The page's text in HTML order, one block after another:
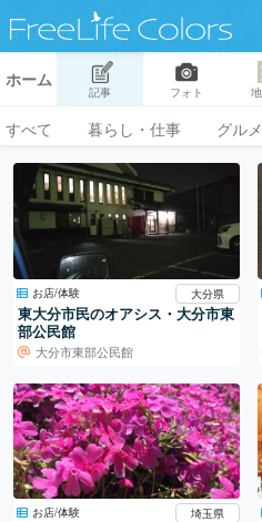
ホーム
記事 フォト
すべて 暮らし・仕事 グル
お店/体験 大分県
東大分市民のオアシス・大分市東
部公民館
大分市東部公民館
お店/体験 埼玉県